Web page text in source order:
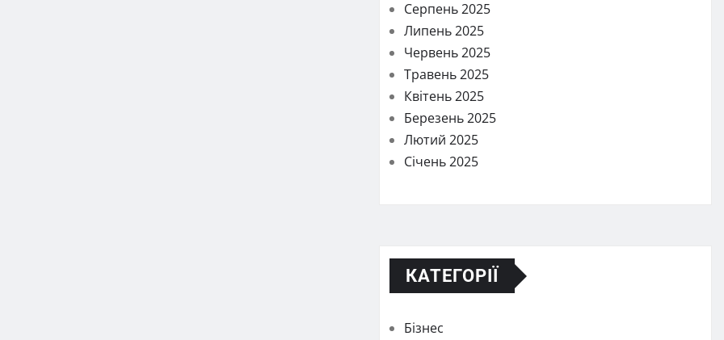
Серпень 2025
Липень 2025
Червень 2025
Травень 2025
Квітень 2025
Березень 2025
Лютий 2025
Січень 2025
КАТЕГОРІЇ
Бізнес